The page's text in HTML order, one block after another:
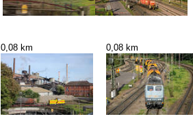
0,08 km 0,08 km